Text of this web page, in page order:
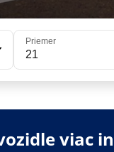
Priemer
21
viac